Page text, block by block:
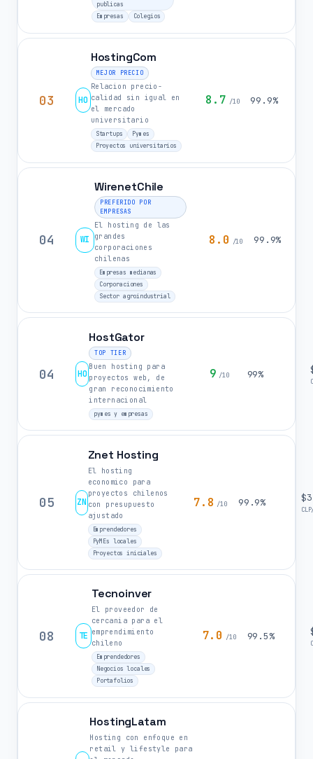
publicas
Empresas
Colegios
03 HO
HostingCom
MEJOR PRECIO
Relacion precio-
calidad sin igual en
el mercado
universitario
Startups
Pymes
Proyectos universitarios
8.7 /10 99.9%
04 WI
WirenetChile
PREFERIDO POR
EMPRESAS
El hosting de las
grandes
corporaciones
chilenas
Empresas medianas
Corporaciones
Sector agroindustrial
8.0 /10 99.9%
04 HO
HostGator
TOP TIER
Buen hosting para
proyectos web, de
gran reconocimiento
internacional
pymes y empresas
9 /10 99%
05 ZN
Znet Hosting
El hosting
economico para
proyectos chilenos
con presupuesto
ajustado
Emprendedores
PyMEs locales
Proyectos iniciales
7.8 /10 99.9%
08 TE
Tecnoinver
El proveedor de
cercania para el
emprendimiento
chileno
Emprendedores
Negocios locales
Portafolios
7.0 /10 99.5%
HostingLatam
Hosting con enfoque en
retail y lifestyle para